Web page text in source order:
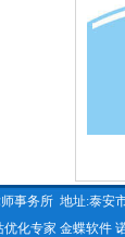
事务所 地址:泰安
优化专家 金蝶软件